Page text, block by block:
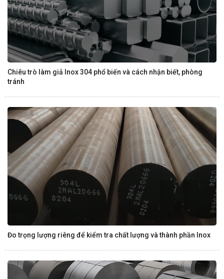
Chiêu trò làm giả Inox 304 phổ biến và cách nhận biết, phòng
tránh
Đo trọng lượng riêng để kiểm tra chất lượng và thành phần Inox